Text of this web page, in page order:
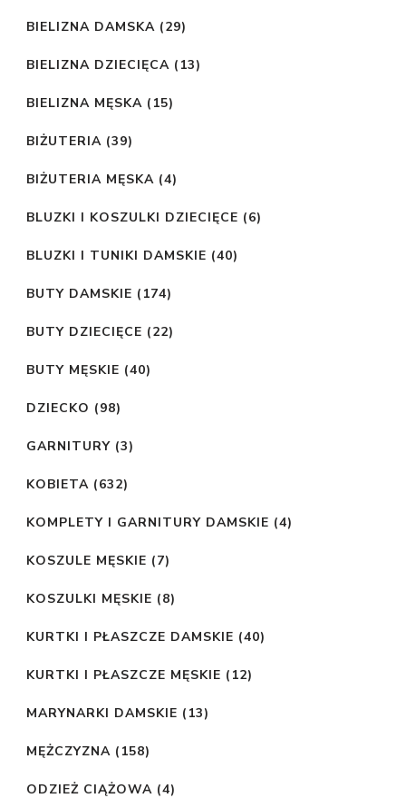
BIELIZNA DAMSKA (29)
BIELIZNA DZIECIĘCA (13)
BIELIZNA MĘSKA (15)
BIŻUTERIA (39)
BIŻUTERIA MĘSKA (4)
BLUZKI I KOSZULKI DZIECIĘCE (6)
BLUZKI I TUNIKI DAMSKIE (40)
BUTY DAMSKIE (174)
BUTY DZIECIĘCE (22)
BUTY MĘSKIE (40)
DZIECKO (98)
GARNITURY (3)
KOBIETA (632)
KOMPLETY I GARNITURY DAMSKIE (4)
KOSZULE MĘSKIE (7)
KOSZULKI MĘSKIE (8)
KURTKI I PŁASZCZE DAMSKIE (40)
KURTKI I PŁASZCZE MĘSKIE (12)
MARYNARKI DAMSKIE (13)
MĘŻCZYZNA (158)
ODZIEŻ CIĄŻOWA (4)